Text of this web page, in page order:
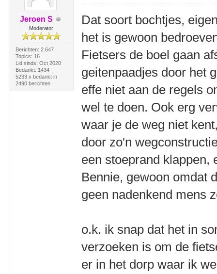
Jeroen S
Moderator
Berichten: 2.647
Topics: 16
Lid sinds: Oct 2020
Bedankt: 1434
5233 x bedankt in
2490 berichten
Dat soort bochtjes,
het is gewoon
Fietsers de boel gaan
geitenpaadjes door het
effe niet aan de regels
wel te doen. Ook erg
waar je de weg niet
door zo'n
een stoeprand klappen,
Bennie, gewoon omdat
geen nadenkend mens
o.k. ik snap dat het in
verzoeken is om de
er in het dorp waar ik